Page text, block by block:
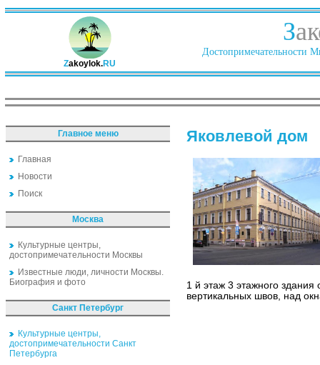
Zakoylok.RU
З
Достопримечательности
Главное меню
Главная
Новости
Поиск
Москва
Культурные центры,
достопримечательности Москвы
Известные люди, личности Москвы.
Биография и фото
Санкт Петербург
Культурные центры,
достопримечательности Санкт
Петербурга
Яковлевой дом
1 й этаж 3 этажного
вертикальных швов, над